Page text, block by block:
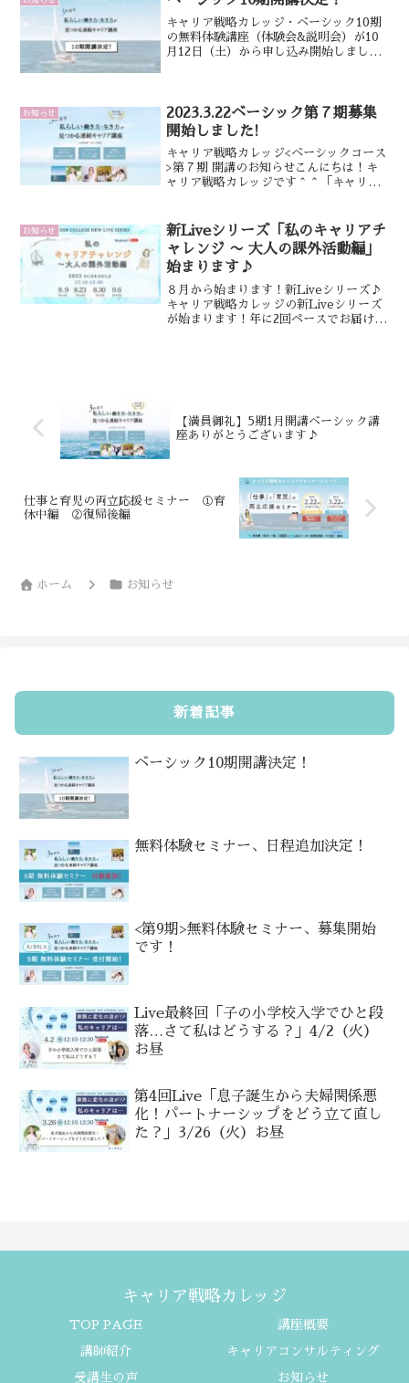
て色々な経験談などが...
キャリア戦略カレッジ・ベーシック10期
の無料体験講座（体験会&説明会）が10
月12日（土）から申し込み開始しまし
き方が見つかる講座で...
お知らせ
2023.3.22ベーシック第７期募集
開始しました!
キャリア戦略カレッジ<ベーシックコース
>第７期 開講のお知らせこんにちは！キ
ャリア戦略カレッジです＾＾「キャリア
ア”を発見し、私は私で大丈夫！と心か
ら思って行動できる...
お知らせ
新Liveシリーズ「私のキャリアチ
ャレンジ 〜 大人の課外活動編」
始まります♪
８月から始まります！新Liveシリーズ♪
キャリア戦略カレッジの新Liveシリーズ
が始まります！年に2回ペースでお届けし
【満員御礼】5期1月開講ベーシック講
座ありがとうございます♪
仕事と育児の両立応援セミナー ①育
休中編 ②復帰後編
ホーム お知らせ
新着記事
ベーシック10期開講決定！
無料体験セミナー、日程追加決定！
<第9期>無料体験セミナー、募集開始
です！
Live最終回「子の小学校入学でひと段
落…さて私はどうする？」4/2（火）
お昼
第4回Live「息子誕生から夫婦関係悪
化！パートナーシップをどう立て直し
た？」3/26（火）お昼
キャリア戦略カレッジ
TOP PAGE 講座概要
講師紹介 キャリアコンサルティング
受講生の声 お知らせ